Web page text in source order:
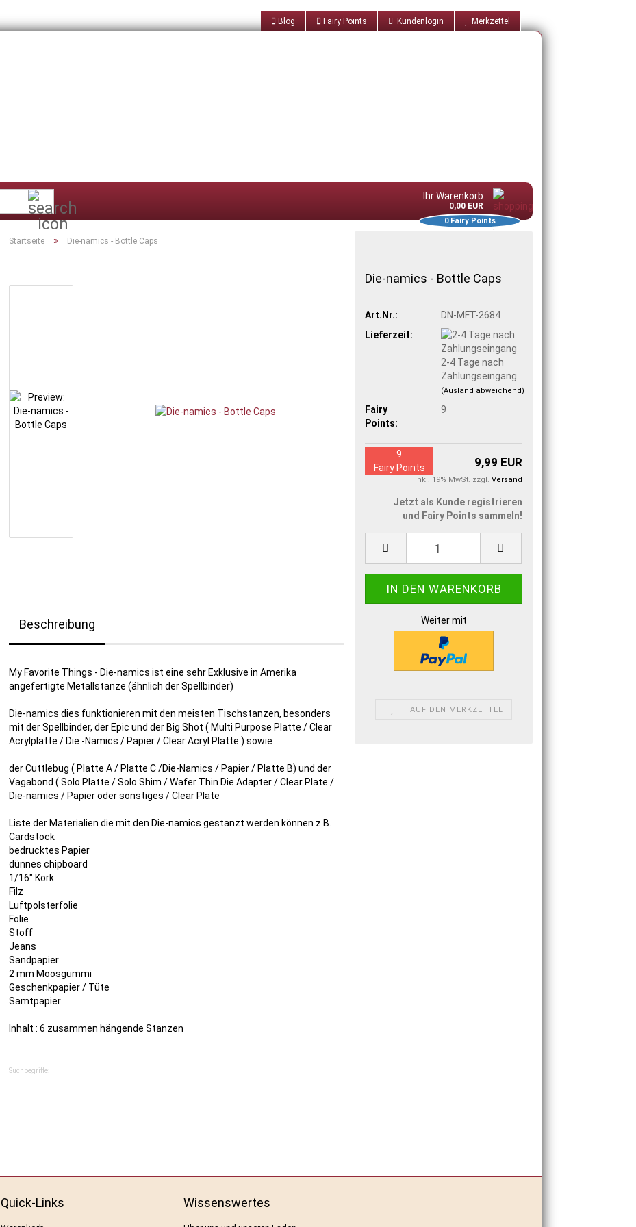
Blog Fairy Points Kundenlogin Merkzettel
Ihr Warenkorb
0,00 EUR
0Fairy Points
Startseite » Die-namics - Bottle Caps
Die-namics - Bottle Caps
Art.Nr.:
DN-MFT-2684
Lieferzeit:
2-4 Tage nach
Zahlungseingang
(Ausland abweichend)
Fairy
Points:
9
9,99 EUR
inkl. 19% MwSt. zzgl. Versand
9
Fairy Points
Jetzt als Kunde registrieren
und Fairy Points sammeln!
Weiter mit
AUF DEN MERKZETTEL
Beschreibung
My Favorite Things - Die-namics ist eine sehr Exklusive in Amerika
angefertigte Metallstanze (ähnlich der Spellbinder)
Die-namics dies funktionieren mit den meisten Tischstanzen, besonders
mit der Spellbinder, der Epic und der Big Shot ( Multi Purpose Platte / Clear
Acrylplatte / Die -Namics / Papier / Clear Acryl Platte ) sowie
der Cuttlebug ( Platte A / Platte C /Die-Namics / Papier / Platte B) und der
Vagabond ( Solo Platte / Solo Shim / Wafer Thin Die Adapter / Clear Plate /
Die-namics / Papier oder sonstiges / Clear Plate
Liste der Materialien die mit den Die-namics gestanzt werden können z.B.
Cardstock
bedrucktes Papier
dünnes chipboard
1/16" Kork
Filz
Luftpolsterfolie
Folie
Stoff
Jeans
Sandpapier
2 mm Moosgummi
Geschenkpapier / Tüte
Samtpapier
Inhalt : 6 zusammen hängende Stanzen
Suchbegriffe:
Quick-Links Wissenswertes